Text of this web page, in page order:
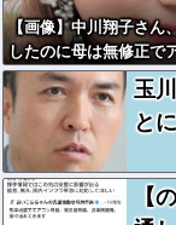
【画像】中川翔子さん
したのに母は無修正で
まう
玉
と
【